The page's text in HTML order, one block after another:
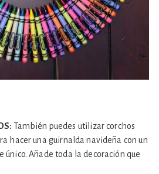
También puedes utilizar corchos
hacer una guirnalda navideña con un
único. Añade toda la decoración que